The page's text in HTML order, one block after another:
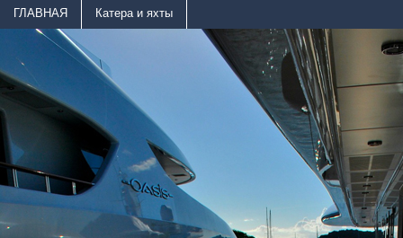
ГЛАВНАЯ Катера и яхты